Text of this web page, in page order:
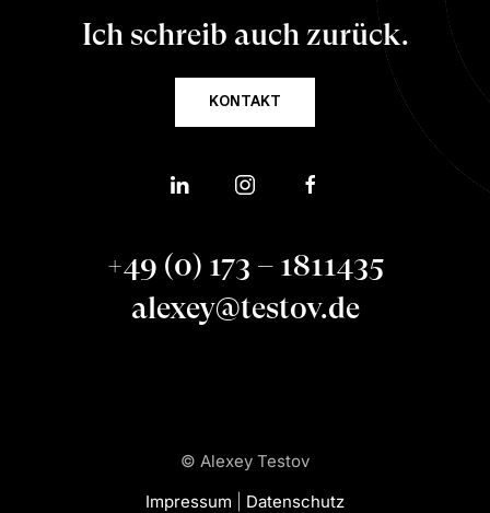
Ich schreib auch zurück.
KONTAKT
+49 (0) 173 – 1811435
alexey@testov.de
© Alexey Testov
Impressum
Datenschutz